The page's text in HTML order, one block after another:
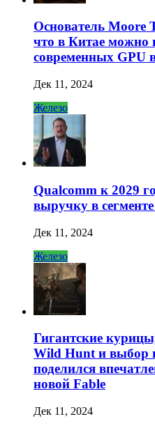
Основатель Moore
что в Китае можно
современных GPU
Дек 11, 2024
Железо
Qualcomm к 2029
выручку в
Дек 11, 2024
Железо
Гигантские
Wild Hunt и выбор
поделился
новой Fable
Дек 11, 2024